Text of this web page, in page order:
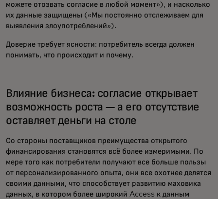
можете отозвать согласие в любой момент»), и насколько
их данные защищены («Мы постоянно отслеживаем для
выявления злоупотреблений»).
Доверие требует ясности: потребитель всегда должен
понимать, что происходит и почему.
Влияние бизнеса: согласие открывает
возможность роста — а его отсутствие
оставляет деньги на столе
Со стороны поставщиков преимущества открытого
финансирования становятся всё более измеримыми. По
мере того как потребители получают все больше пользы
от персонализированного опыта, они все охотнее делятся
своими данными, что способствует развитию маховика
данных, в котором более широкий Access к данным